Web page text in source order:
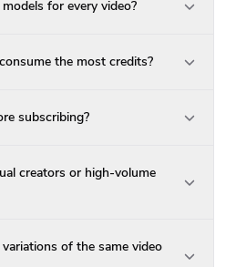
for every video?
the most credits?
subscribing?
creators or high-volume
of the same video